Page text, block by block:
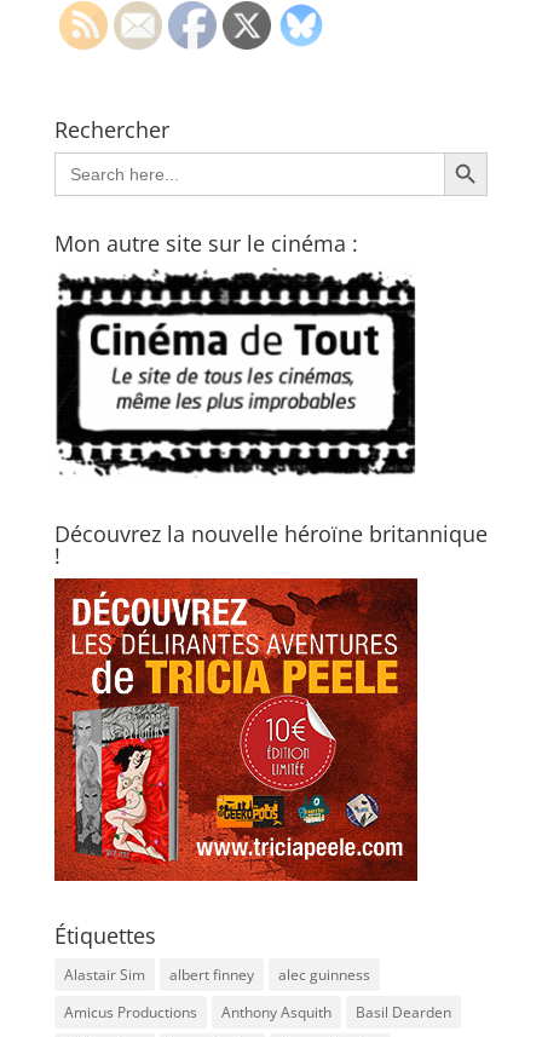
Rechercher
Search
for:
Search Button
Mon autre site sur le cinéma :
Découvrez la nouvelle héroïne britannique
!
Étiquettes
Alastair Sim albert finney
alec guinness
Amicus Productions
Anthony Asquith
Basil Dearden